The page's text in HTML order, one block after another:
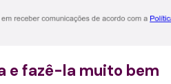
e fazê-la muito bem